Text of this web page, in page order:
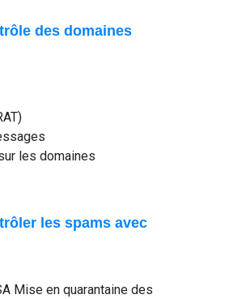
des domaines
les domaines
les spams avec
Mise en quarantaine des